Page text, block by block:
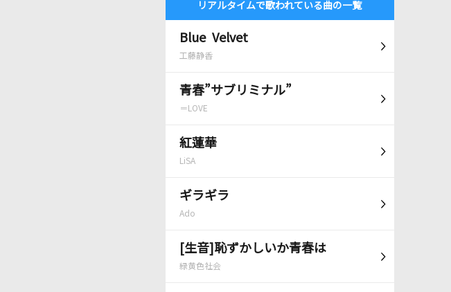
リアルタイムで歌われている曲の一覧
Blue Velvet
工藤静香
青春”サブリミナル”
＝LOVE
紅蓮華
LiSA
ギラギラ
Ado
[生音]恥ずかしいか青春は
緑黄色社会